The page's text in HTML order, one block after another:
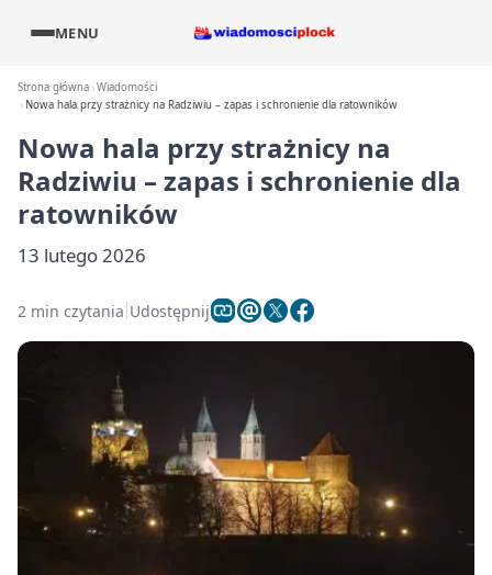
MENU
Strona główna Wiadomości
Nowa hala przy strażnicy na Radziwiu – zapas i schronienie dla ratowników
Nowa hala przy strażnicy na
Radziwiu – zapas i schronienie dla
ratowników
13 lutego 2026
2 min czytania Udostępnij